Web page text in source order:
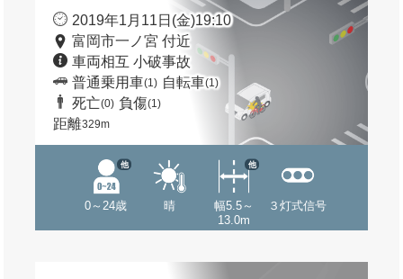
2019年1月11日(金)19:10
富岡市一ノ宮 付近
車両相互 小破事故
普通乗用車(1) 自転車(1)
死亡(0) 負傷(1)
距離329m
0～24歳
他
晴
幅5.5～
13.0m
他
３灯式信号